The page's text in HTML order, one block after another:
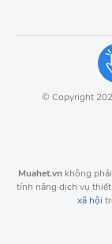
© Copyright
Muahet.vn không
tính năng dịch vụ
xã hội